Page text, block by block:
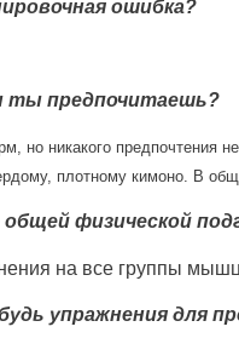
ошибка?
ты предпочитаешь?
но никакого предпочтения
плотному кимоно.
В
физической
на все группы
упражнения для